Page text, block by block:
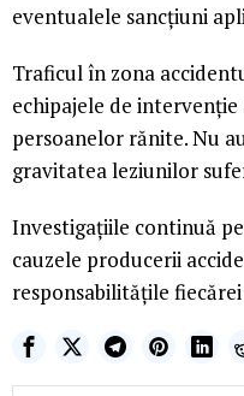
eventualele sancțiuni
Traficul în zona
echipajele de
persoanelor rănite. Nu
gravitatea leziunilor
Investigațiile continuă
cauzele producerii
responsabilitățile